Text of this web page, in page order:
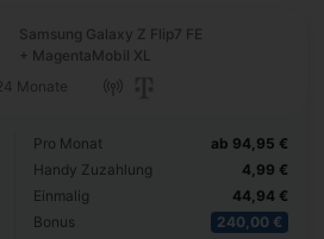
Samsung Galaxy Z Flip7 FE
+ MagentaMobil XL
24 Monate
Pro Monat
Handy Zuzahlung
Einmalig
Bonus
ab 94,95 €
4,99 €
44,94 €
240,00 €